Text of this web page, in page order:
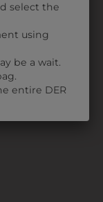
select the
using
be a wait.
entire DER